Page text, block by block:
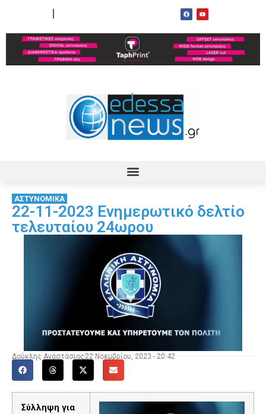
ΑΣΤΥΝΟΜΙΚΑ
22-11-2023 Ενημερωτικό δελτίο
τελευταίου 24ωρου
Δούκλης Αναστάσιος 22 Νοεμβρίου, 2023 - 20:42
Σύλληψη για